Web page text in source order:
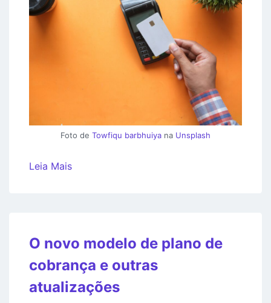
Foto de Towfiqu barbhuiya na Unsplash
Leia Mais
O novo modelo de plano de
cobrança e outras
atualizações